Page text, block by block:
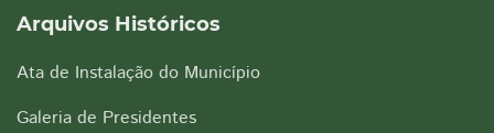
Arquivos Históricos
Ata de Instalação do Município
Galeria de Presidentes